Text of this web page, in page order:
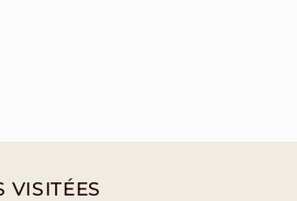
VISITÉES